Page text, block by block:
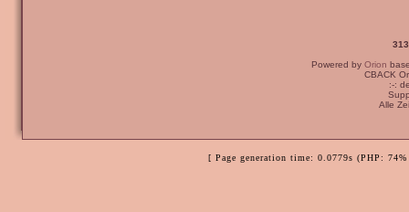
Powered by Orion
CBACK
:-:
Alle
[ Page generation time: 0.0779s (PHP: